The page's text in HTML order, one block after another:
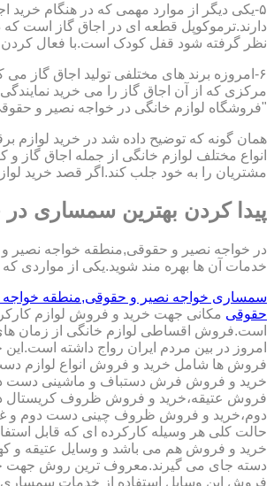
۵-یکی دیگر از موارد مهمی که در هنگام خرید
دارند.ترموکوپل قطعه ای در اجاق گاز است که
نظر گرفته شود قفل کودک است.با فعال کردن
۶-امروزه برند های مختلفی تولید اجاق گاز
مرکزی که از آن اجاق گاز را می خرید
"فروشگاه لوازم خانگی در خواجه نصیر و
همان گونه که توضیح داده شد در خرید لوازم
انواع مختلف لوازم خانگی از جمله اجاق
مشتریان را به خود جلب کند.اگر قصد خرید
پیدا کردن بهترین سمساری
در خواجه نصیر و حقوقی,منطقه خواجه نصیر
خدمات آن ها بهره مند شوید.یکی از مواردی که خیلی از
سمساری خواجه نصیر و حقوقی,منطقه خواجه
حقوقی مکانی جهت خرید و فروش لوازم
است.فروش اقساطی لوازم خانگی از زمان های
امروز در بین مردم ایران رواج داشته است.این
فروش ها شامل خرید و فروش انواع لوازم
خرید و فروش فرش دستباف و ماشینی دست
فروش عتیقه،خرید و فروش ظروف
دوم،خرید و فروش ظروف چینی دست دوم و
حالت کلی هر وسیله کارکرده ای که قابل
خرید و فروش هم می باشد و وسایل عتیقه و
دسته جای می گیرند.معروف ترین روش جهت
فروش این وسایل استفاده از خدمات سمساری